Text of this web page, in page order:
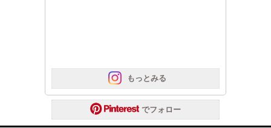
でフォロー
もっとみる